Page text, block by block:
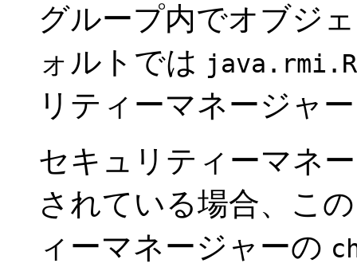
グループ内でオブジ
ォルトでは
リティーマネージャ
セキュリティーマネ
されている場合、こ
ィーマネージャーの